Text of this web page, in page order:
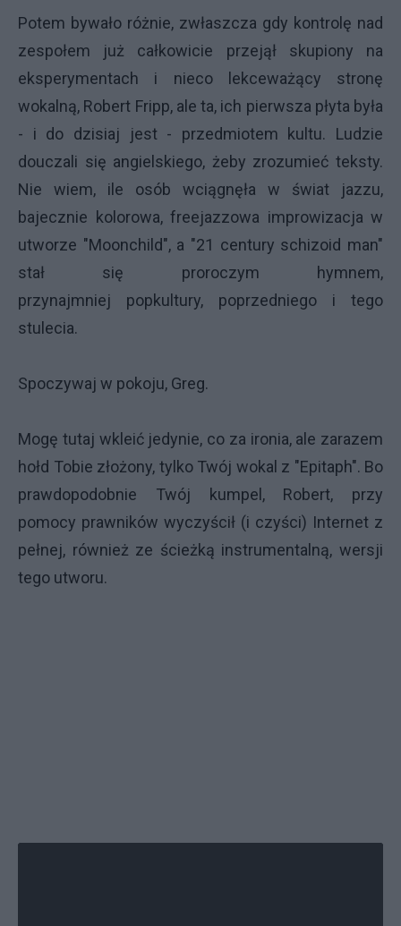
Potem bywało różnie, zwłaszcza gdy kontrolę nad
zespołem już całkowicie przejął skupiony na
eksperymentach i nieco lekceważący stronę
wokalną, Robert Fripp, ale ta, ich pierwsza płyta była
- i do dzisiaj jest - przedmiotem kultu. Ludzie
douczali się angielskiego, żeby zrozumieć teksty.
Nie wiem, ile osób wciągnęła w świat jazzu,
bajecznie kolorowa, freejazzowa improwizacja w
utworze "Moonchild", a "21 century schizoid man"
stał się proroczym hymnem,
przynajmniej popkultury, poprzedniego i tego
stulecia.
Spoczywaj w pokoju, Greg.
Mogę tutaj wkleić jedynie, co za ironia, ale zarazem
hołd Tobie złożony, tylko Twój wokal z "Epitaph". Bo
prawdopodobnie Twój kumpel, Robert, przy
pomocy prawników wyczyścił (i czyści) Internet z
pełnej, również ze ścieżką instrumentalną, wersji
tego utworu.